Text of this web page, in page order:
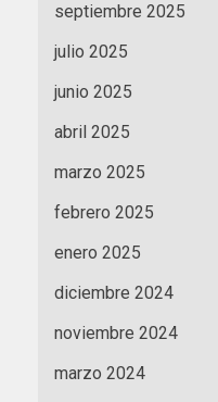
septiembre 2025
julio 2025
junio 2025
abril 2025
marzo 2025
febrero 2025
enero 2025
diciembre 2024
noviembre 2024
marzo 2024